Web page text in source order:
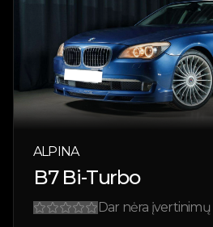
ALPINA
B7 Bi-Turbo
Dar nėra įvertinimų